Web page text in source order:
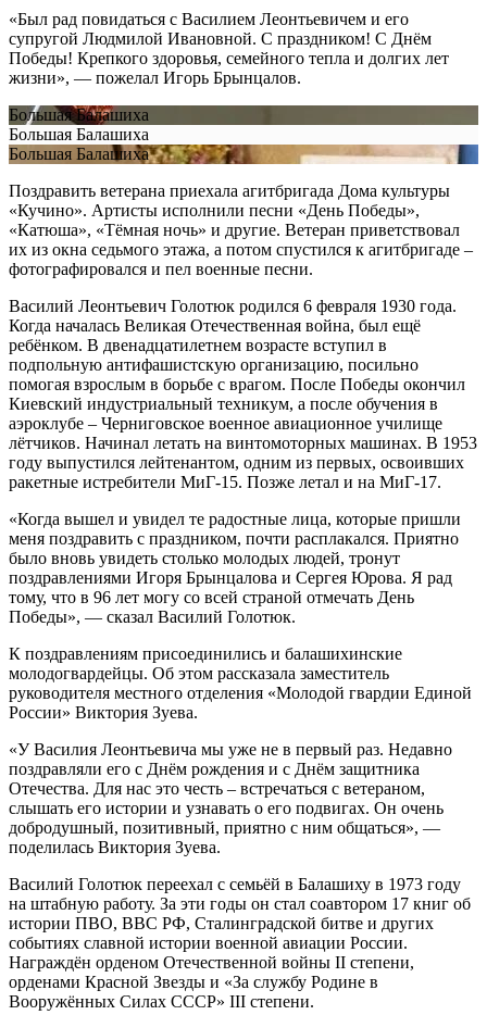
«Был рад повидаться с Василием Леонтьевичем и его
супругой Людмилой Ивановной. С праздником! С Днём
Победы! Крепкого здоровья, семейного тепла и долгих лет
жизни», — пожелал Игорь Брынцалов.
Большая Балашиха
Большая Балашиха
Большая Балашиха
Поздравить ветерана приехала агитбригада Дома культуры
«Кучино». Артисты исполнили песни «День Победы»,
«Катюша», «Тёмная ночь» и другие. Ветеран приветствовал
их из окна седьмого этажа, а потом спустился к агитбригаде –
фотографировался и пел военные песни.
Василий Леонтьевич Голотюк родился 6 февраля 1930 года.
Когда началась Великая Отечественная война, был ещё
ребёнком. В двенадцатилетнем возрасте вступил в
подпольную антифашистскую организацию, посильно
помогая взрослым в борьбе с врагом. После Победы окончил
Киевский индустриальный техникум, а после обучения в
аэроклубе – Черниговское военное авиационное училище
лётчиков. Начинал летать на винтомоторных машинах. В 1953
году выпустился лейтенантом, одним из первых, освоивших
ракетные истребители МиГ-15. Позже летал и на МиГ-17.
«Когда вышел и увидел те радостные лица, которые пришли
меня поздравить с праздником, почти расплакался. Приятно
было вновь увидеть столько молодых людей, тронут
поздравлениями Игоря Брынцалова и Сергея Юрова. Я рад
тому, что в 96 лет могу со всей страной отмечать День
Победы», — сказал Василий Голотюк.
К поздравлениям присоединились и балашихинские
молодогвардейцы. Об этом рассказала заместитель
руководителя местного отделения «Молодой гвардии Единой
России» Виктория Зуева.
«У Василия Леонтьевича мы уже не в первый раз. Недавно
поздравляли его с Днём рождения и с Днём защитника
Отечества. Для нас это честь – встречаться с ветераном,
слышать его истории и узнавать о его подвигах. Он очень
добродушный, позитивный, приятно с ним общаться», —
поделилась Виктория Зуева.
Василий Голотюк переехал с семьёй в Балашиху в 1973 году
на штабную работу. За эти годы он стал соавтором 17 книг об
истории ПВО, ВВС РФ, Сталинградской битве и других
событиях славной истории военной авиации России.
Награждён орденом Отечественной войны II степени,
орденами Красной Звезды и «За службу Родине в
Вооружённых Силах СССР» III степени.